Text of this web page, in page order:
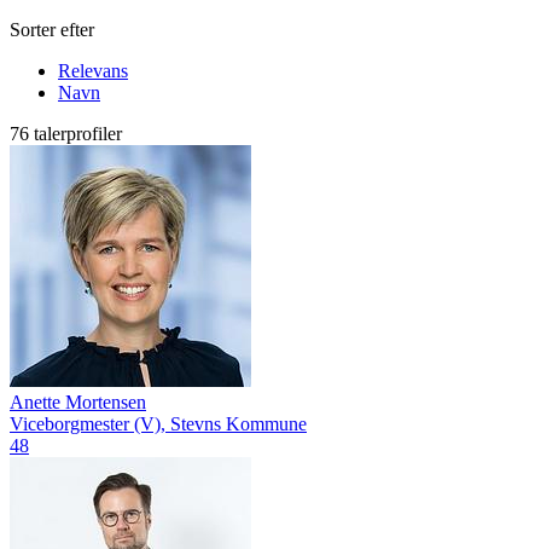
Sorter efter
Relevans
Navn
76 talerprofiler
Anette Mortensen
Viceborgmester (V), Stevns Kommune
48